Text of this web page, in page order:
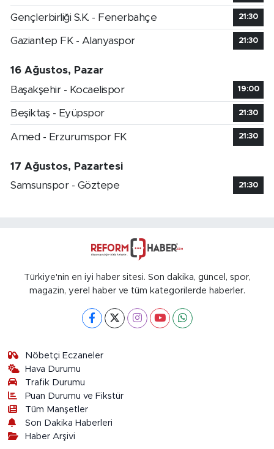
Gençlerbirliği S.K. - Fenerbahçe 21:30
Gaziantep FK - Alanyaspor 21:30
16 Ağustos, Pazar
Başakşehir - Kocaelispor
19:00
Beşiktaş - Eyüpspor 21:30
Amed - Erzurumspor FK 21:30
17 Ağustos, Pazartesi
Samsunspor - Göztepe
21:30
Türkiye'nin en iyi haber sitesi. Son dakika, güncel, spor,
magazin, yerel haber ve tüm kategorilerde haberler.
Nöbetçi Eczaneler
Hava Durumu
Trafik Durumu
Puan Durumu ve Fikstür
Tüm Manşetler
Son Dakika Haberleri
Haber Arşivi